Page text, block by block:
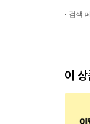
검색
이